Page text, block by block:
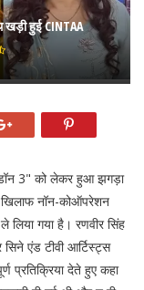
खड़ी हुई CINTAA
3" को लेकर हुआ झगड़ा
नॉन-कोऑपरेशन
लिया गया है। रणवीर सिंह
एंड टीवी आर्टिस्ट्स
प्रतिक्रिया देते हुए कहा